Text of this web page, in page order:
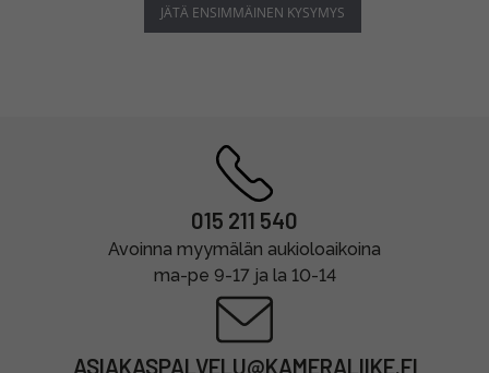
JÄTÄ ENSIMMÄINEN KYSYMYS
015 211 540
Avoinna myymälän aukioloaikoina
ma-pe 9-17 ja la 10-14
ASIAKASPALVELU@KAMERALIIKE.FI